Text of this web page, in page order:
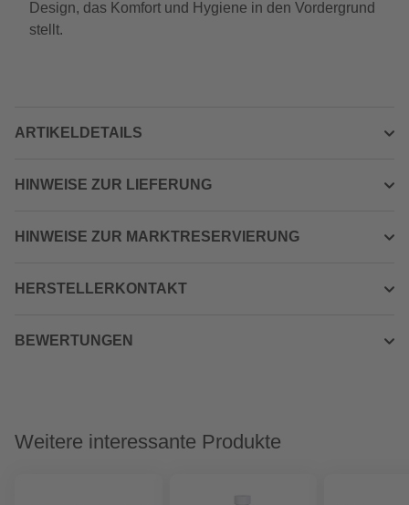
Design, das Komfort und Hygiene in den Vordergrund
stellt.
ARTIKELDETAILS
HINWEISE ZUR LIEFERUNG
HINWEISE ZUR MARKTRESERVIERUNG
HERSTELLERKONTAKT
BEWERTUNGEN
Weitere interessante Produkte